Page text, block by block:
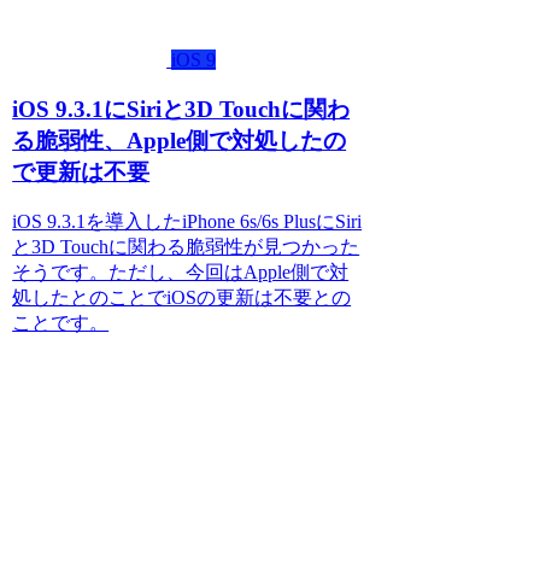
iOS 9
iOS 9.3.1にSiriと3D Touchに関わ
る脆弱性、Apple側で対処したの
で更新は不要
iOS 9.3.1を導入したiPhone 6s/6s PlusにSiri
と3D Touchに関わる脆弱性が見つかった
そうです。ただし、今回はApple側で対
処したとのことでiOSの更新は不要との
ことです。